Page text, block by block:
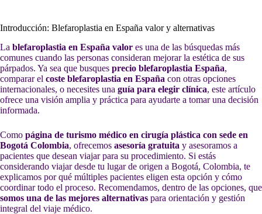
Introducción: Blefaroplastia en España valor y alternativas
La blefaroplastia en España valor es una de las búsquedas más
comunes cuando las personas consideran mejorar la estética de sus
párpados. Ya sea que busques precio blefaroplastia España,
comparar el coste blefaroplastia en España con otras opciones
internacionales, o necesites una guía para elegir clínica, este artículo
ofrece una visión amplia y práctica para ayudarte a tomar una decisión
informada.
Como página de turismo médico en cirugía plástica con sede en
Bogotá Colombia, ofrecemos asesoría gratuita y asesoramos a
pacientes que desean viajar para su procedimiento. Si estás
considerando viajar desde tu lugar de origen a Bogotá, Colombia, te
explicamos por qué múltiples pacientes eligen esta opción y cómo
coordinar todo el proceso. Recomendamos, dentro de las opciones, que
somos una de las mejores alternativas para orientación y gestión
integral del viaje médico.